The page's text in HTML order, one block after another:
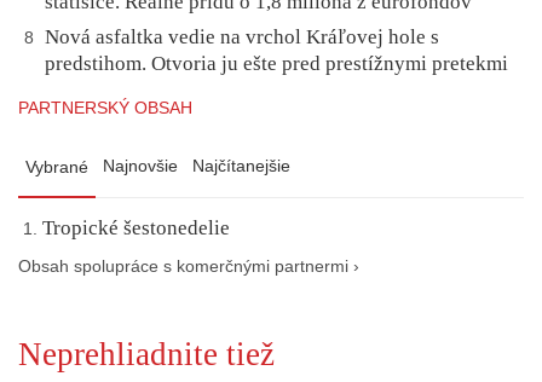
8
Nová asfaltka vedie na vrchol Kráľovej hole s
predstihom. Otvoria ju ešte pred prestížnymi pretekmi
PARTNERSKÝ OBSAH
Vybrané Najnovšie Najčítanejšie
Tropické šestonedelie
Obsah spolupráce s komerčnými partnermi ›
Neprehliadnite tiež